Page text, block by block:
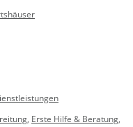
, Erste Hilfe & Beratung,